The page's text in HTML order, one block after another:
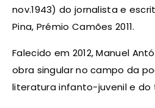
nov.1943) do jornalista e
Pina, Prémio Camões 2011.
Falecido em 2012, Manuel
obra singular no campo da
literatura infanto-juvenil e do